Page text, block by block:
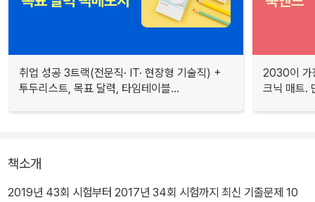
취업 성공 3트랙(전문직· IT· 현장형 기술직) +
투두리스트, 목표 달력, 타임테이블...
2030이 가
크닉 매트.
책소개
2019년 43회 시험부터 2017년 34회 시험까지 최신 기출문제 10